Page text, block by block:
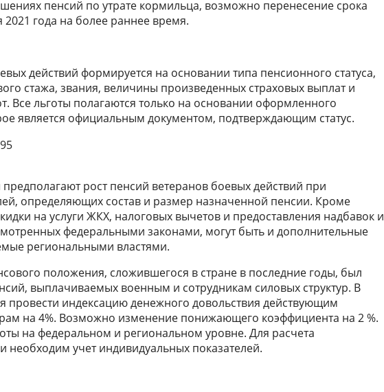
пенсий по утрате кормильца, возможно перенесение срока
2021 года на более раннее время.
действий формируется на основании типа пенсионного статуса,
стажа, звания, величины произведенных страховых выплат и
Все льготы полагаются только на основании оформленного
является официальным документом, подтверждающим статус.
рост пенсий ветеранов боевых действий при
определяющих состав и размер назначенной пенсии. Кроме
на услуги ЖКХ, налоговых вычетов и предоставления надбавок и
федеральными законами, могут быть и дополнительные
региональными властями.
положения, сложившегося в стране в последние годы, был
выплачиваемых военным и сотрудникам силовых структур. В
провести индексацию денежного довольствия действующим
на 4%. Возможно изменение понижающего коэффициента на 2 %.
на федеральном и региональном уровне. Для расчета
необходим учет индивидуальных показателей.